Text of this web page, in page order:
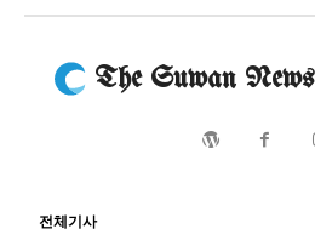
The Suwan News
전체기사